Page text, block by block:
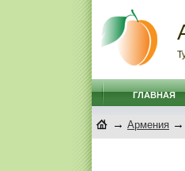
ГЛАВНАЯ
→ Армения →